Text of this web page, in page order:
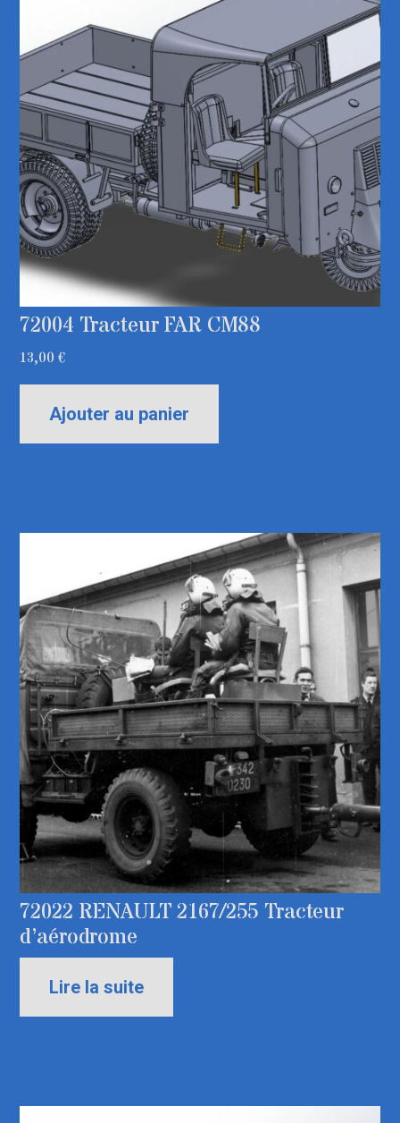
72004 Tracteur FAR CM88
13,00€
Ajouter au panier
72022 RENAULT 2167/255 Tracteur
d’aérodrome
Lire la suite